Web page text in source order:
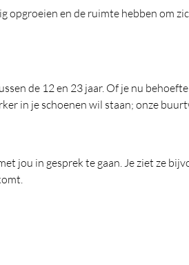
en de ruimte hebben om
de 12 en 23 jaar. Of je nu
in je schoenen wil staan; onze
jou in gesprek te gaan. Je ziet ze